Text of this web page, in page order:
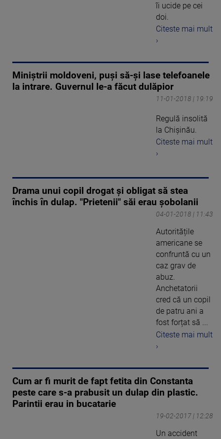
îi ucide pe cei
doi.
Citeste mai mult
›
Miniştrii moldoveni, puşi să-şi lase telefoanele
la intrare. Guvernul le-a făcut dulăpior
11-01-2018 | 19:19
Regulă insolită
la Chişinău.
Citeste mai mult
›
Drama unui copil drogat şi obligat să stea
închis în dulap. "Prietenii" săi erau șobolanii
04-01-2018 | 11:43
Autoritățile
americane se
confruntă cu un
caz grav de
abuz.
Anchetatorii
cred că un copil
de patru ani a
fost forțat să ...
Citeste mai mult
›
Cum ar fi murit de fapt fetita din Constanta
peste care s-a prabusit un dulap din plastic.
Parintii erau in bucatarie
19-02-2017 | 12:28
Un accident